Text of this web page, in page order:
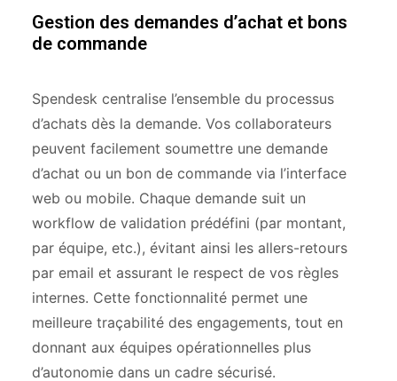
Gestion des demandes d’achat et bons
de commande
Spendesk centralise l’ensemble du processus
d’achats dès la demande. Vos collaborateurs
peuvent facilement soumettre une demande
d’achat ou un bon de commande via l’interface
web ou mobile. Chaque demande suit un
workflow de validation prédéfini (par montant,
par équipe, etc.), évitant ainsi les allers-retours
par email et assurant le respect de vos règles
internes. Cette fonctionnalité permet une
meilleure traçabilité des engagements, tout en
donnant aux équipes opérationnelles plus
d’autonomie dans un cadre sécurisé.